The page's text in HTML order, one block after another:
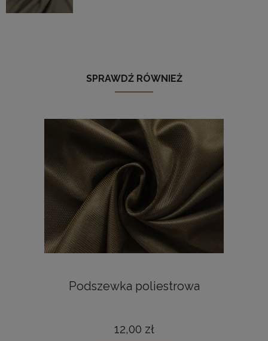
SPRAWDŹ RÓWNIEŻ
Podszewka poliestrowa
12,00 zł